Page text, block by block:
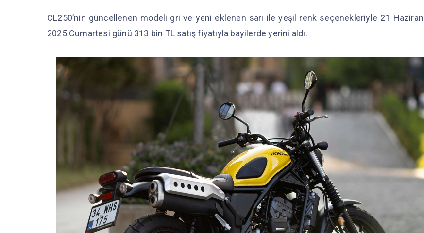
CL250’nin güncellenen modeli gri ve yeni eklenen sarı ile yeşil renk seçenekleriyle 21 Haziran
2025 Cumartesi günü 313 bin TL satış fiyatıyla bayilerde yerini aldı.